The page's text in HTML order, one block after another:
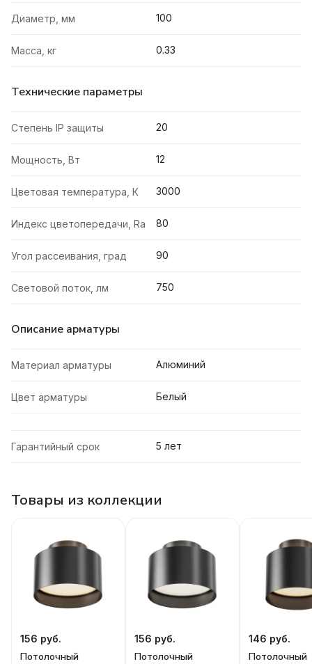
Диаметр, мм 100
Масса, кг 0.33
Технические параметры
Степень IP защиты 20
Мощность, Вт 12
Цветовая температура, К 3000
Индекс цветопередачи, Ra 80
Угол рассеивания, град 90
Световой поток, лм 750
Описание арматуры
Материал арматуры Алюминий
Цвет арматуры Белый
Гарантийный срок 5 лет
Товары из коллекции
156 руб.
Потолочный
156 руб.
Потолочный
146 руб.
Потолочный